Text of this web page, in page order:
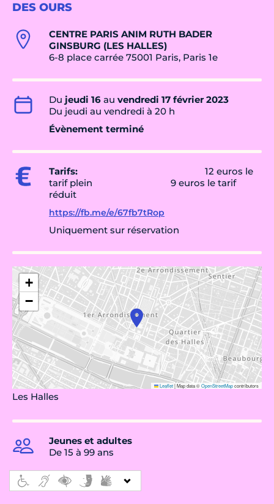
DES OURS
CENTRE PARIS ANIM RUTH BADER
GINSBURG (LES HALLES)
6-8 place carrée 75001 Paris, Paris 1e
Du jeudi 16 au vendredi 17 février 2023
Du jeudi au vendredi à 20 h
Évènement terminé
Tarifs: 12 euros le
tarif plein 9 euros le tarif
réduit
https://fb.me/e/67fb7tRop
Uniquement sur réservation
+
−
Leaflet|Map data ©OpenStreetMapcontributors
Les Halles
Jeunes et adultes
De 15 à 99 ans